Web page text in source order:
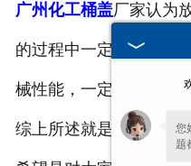
广州化工桶盖厂家认为
的过程中一定要尽量少
械性能，一定要按照生
综上所述就是 广州化工您
题